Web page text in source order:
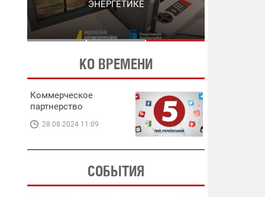
В ЭНЕРГЕТИКЕ
ЭНЕРГЕТИКЕ
КО ВРЕМЕНИ
Коммерческое
партнерство
28.08.2024 11:09
СОБЫТИЯ